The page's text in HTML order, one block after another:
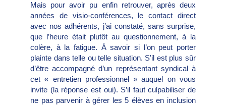
Mais pour avoir pu enfin retrouver, après deux
années de visio-conférences, le contact direct
avec nos adhérents, j’ai constaté, sans surprise,
que l’heure était plutôt au questionnement, à la
colère, à la fatigue. À savoir si l’on peut porter
plainte dans telle ou telle situation. S’il est plus sûr
d’être accompagné d’un représentant syndical à
cet « entretien professionnel » auquel on vous
invite (la réponse est oui). S’il faut culpabiliser de
ne pas parvenir à gérer les 5 élèves en inclusion